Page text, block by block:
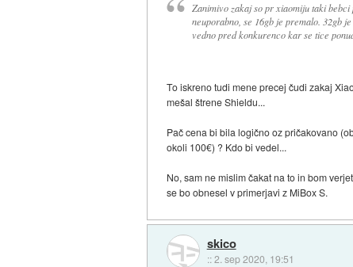
Zanimivo zakaj so pr xiaomiju taki bebci
neuporabno, se 16gb je premalo. 32gb
vedno pred konkurenco kar se tice
To iskreno tudi mene precej čudi zakaj
mešal štrene Shieldu...
Pač cena bi bila logično oz pričakovano
okoli 100€) ? Kdo bi vedel...
No, sam ne mislim čakat na to in bom
se bo obnesel v primerjavi z MiBox S.
skico
::2. sep 2020, 19:51